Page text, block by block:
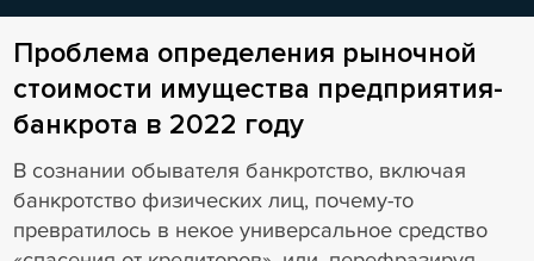
Проблема определения рыночной
стоимости имущества предприятия-
банкрота в 2022 году
В сознании обывателя банкротство, включая
банкротство физических лиц, почему-то
превратилось в некое универсальное средство